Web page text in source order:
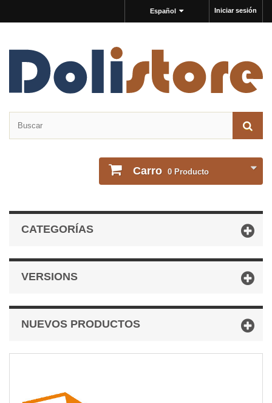
Iniciar sesión
Español
Carro 0 Producto
CATEGORÍAS
VERSIONS
NUEVOS PRODUCTOS